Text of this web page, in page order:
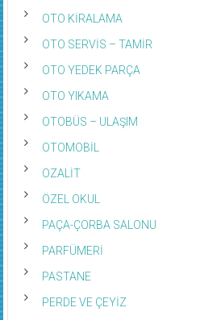
OTO KİRALAMA
OTO SERVİS – TAMİR
OTO YEDEK PARÇA
OTO YIKAMA
OTOBÜS – ULAŞIM
OTOMOBİL
OZALİT
ÖZEL OKUL
PAÇA-ÇORBA SALONU
PARFÜMERİ
PASTANE
PERDE VE ÇEYİZ